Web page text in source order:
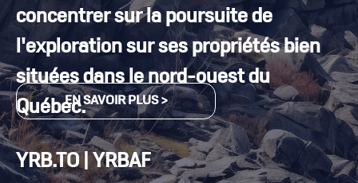
EN SAVOIR PLUS >
concentrer sur la poursuite de
l'exploration sur ses propriétés bien
situées dans le nord-ouest du
Québec.
YRB.TO | YRBAF